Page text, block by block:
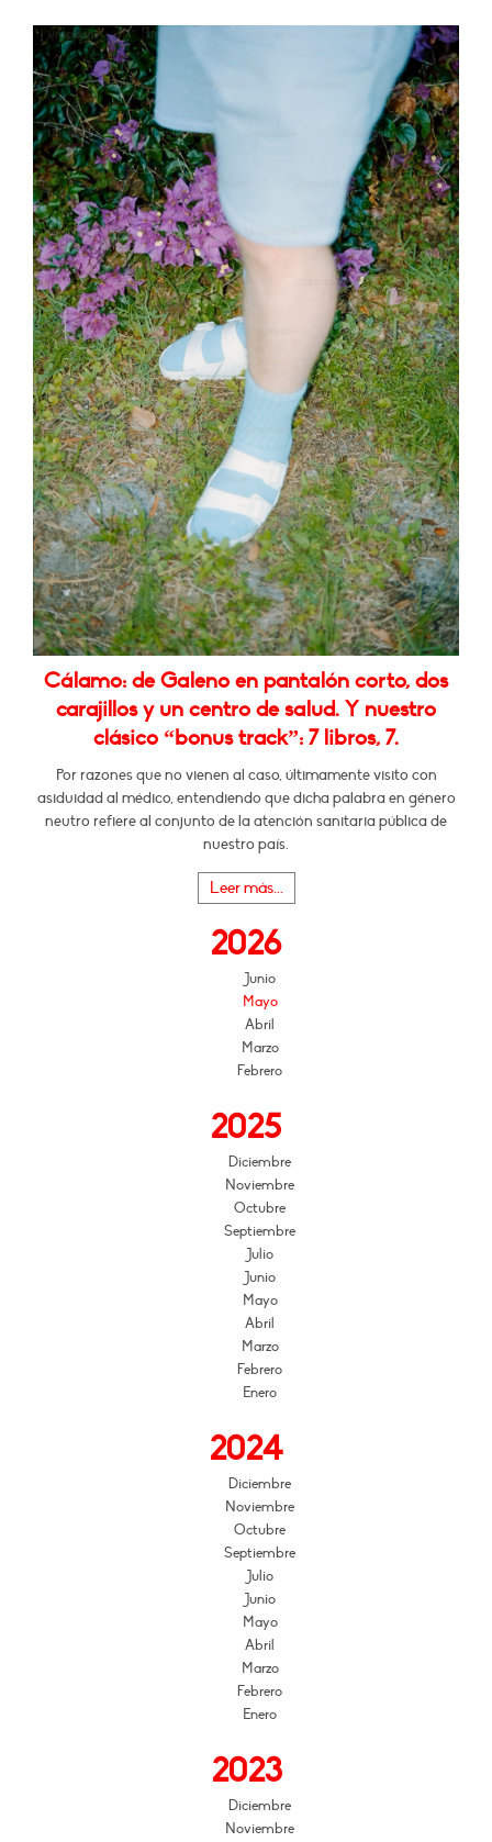
Cálamo: de Galeno en pantalón corto, dos
carajillos y un centro de salud. Y nuestro
clásico “bonus track”: 7 libros, 7.
Por razones que no vienen al caso, últimamente visito con
asiduidad al médico, entendiendo que dicha palabra en género
neutro refiere al conjunto de la atención sanitaria pública de
nuestro país.
Leer más...
2026
Junio
Mayo
Abril
Marzo
Febrero
2025
Diciembre
Noviembre
Octubre
Septiembre
Julio
Junio
Mayo
Abril
Marzo
Febrero
Enero
2024
Diciembre
Noviembre
Octubre
Septiembre
Julio
Junio
Mayo
Abril
Marzo
Febrero
Enero
2023
Diciembre
Noviembre